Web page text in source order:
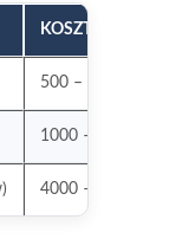
KOSZT
500 – 1500 zł
1000 – 3000 zł
4000 – 12000 zł